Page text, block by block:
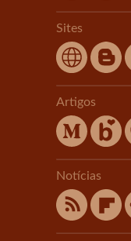
Sites
Artigos
Notícias